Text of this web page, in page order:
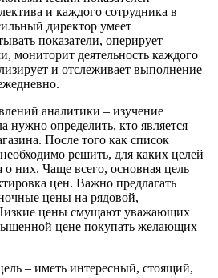
и каждого сотрудника в
директор умеет
показатели, оперирует
мониторит деятельность каждого
и отслеживает выполнение
аналитики – изучение
нужно определить, кто является
После того как список
решить, для каких целей
них. Чаще всего, основная цель
цен. Важно предлагать
цены на рядовой,
цены смущают уважающих
цене покупать желающих
– иметь интересный, стоящий,